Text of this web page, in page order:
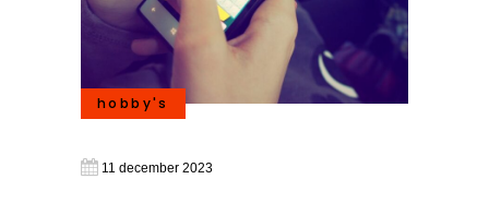
hobby's
11 december 2023